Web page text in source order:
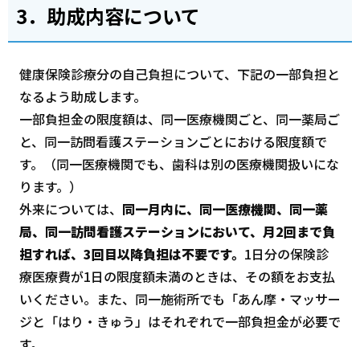
3．助成内容について
健康保険診療分の自己負担について、下記の一部負担と
なるよう助成します。
一部負担金の限度額は、同一医療機関ごと、同一薬局ご
と、同一訪問看護ステーションごとにおける限度額で
す。（同一医療機関でも、歯科は別の医療機関扱いにな
ります。）
外来については、 同一月内に、同一医療機関、同一薬
局、同一訪問看護ステーションにおいて、月2回まで負
担すれば、3回目以降負担は不要です。 1日分の保険診
療医療費が1日の限度額未満のときは、その額をお支払
いください。また、同一施術所でも「あん摩・マッサー
ジと「はり・きゅう」はそれぞれで一部負担金が必要で